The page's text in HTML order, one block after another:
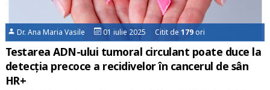
Dr. Ana Maria Vasile 01 iulie 2025 Citit de179ori
Testarea ADN-ului tumoral circulant poate duce la
detecția precoce a recidivelor în cancerul de sân
HR+